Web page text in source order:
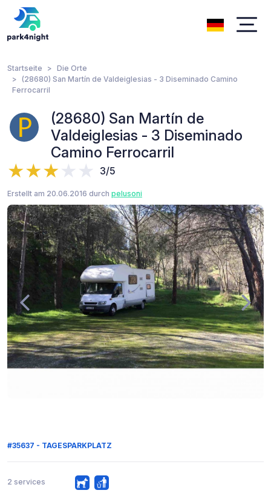
Startseite
Die Orte
(28680) San Martín de Valdeiglesias - 3 Diseminado Camino
Ferrocarril
(28680) San Martín de
Valdeiglesias - 3 Diseminado
Camino Ferrocarril
3/5
Erstellt am 20.06.2016 durch pelusoni
#35637 - TAGESPARKPLATZ
2 services